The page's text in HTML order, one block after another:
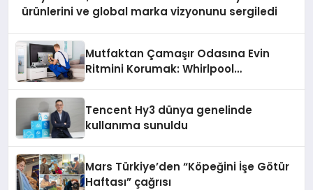
ürünlerini ve global marka vizyonunu sergiledi
Mutfaktan Çamaşır Odasına Evin
Ritmini Korumak: Whirlpool
Tencent Hy3 dünya genelinde
kullanıma sunuldu
Mars Türkiye’den “Köpeğini İşe Götür
Haftası” çağrısı